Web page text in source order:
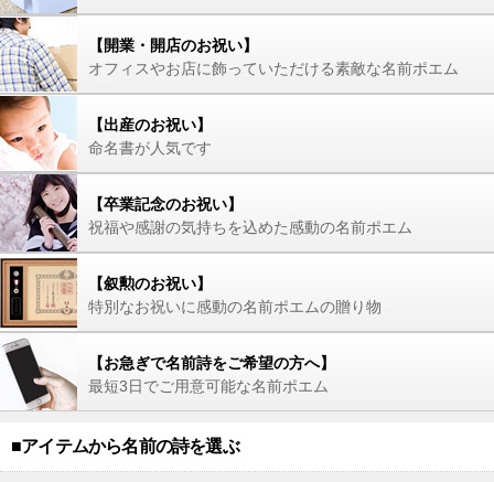
【開業・開店のお祝い】
オフィスやお店に飾っていただける素敵な名前ポエム
【出産のお祝い】
命名書が人気です
【卒業記念のお祝い】
祝福や感謝の気持ちを込めた感動の名前ポエム
【叙勲のお祝い】
特別なお祝いに感動の名前ポエムの贈り物
【お急ぎで名前詩をご希望の方へ】
最短3日でご用意可能な名前ポエム
■アイテムから名前の詩を選ぶ